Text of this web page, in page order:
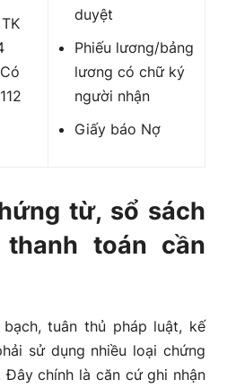
duyệt
Phiếu lương/bảng
lương có chữ ký
người nhận
Giấy báo Nợ
từ, sổ sách
toán cần
tuân thủ pháp luật, kế
sử dụng nhiều loại chứng
Đây chính là căn cứ ghi nhận